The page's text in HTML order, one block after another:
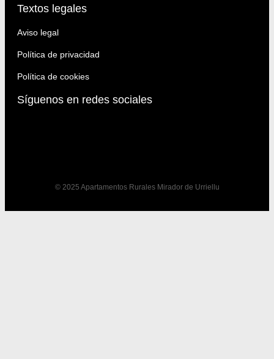
Textos legales
Aviso legal
Política de privacidad
Política de cookies
Síguenos en redes sociales
© 2025 Apartamentos Rurales Mirador de Urriellu